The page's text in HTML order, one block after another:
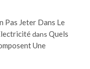
Pas Jeter Dans Le
dans Quels
Une